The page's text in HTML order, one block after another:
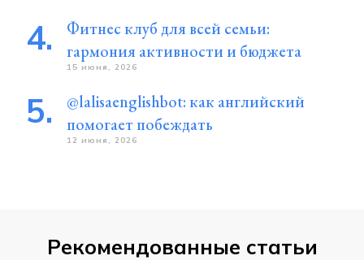
Фитнес клуб для всей семьи:
гармония активности и бюджета
15 июня, 2026
@lalisaenglishbot: как английский
помогает побеждать
12 июня, 2026
Рекомендованные статьи